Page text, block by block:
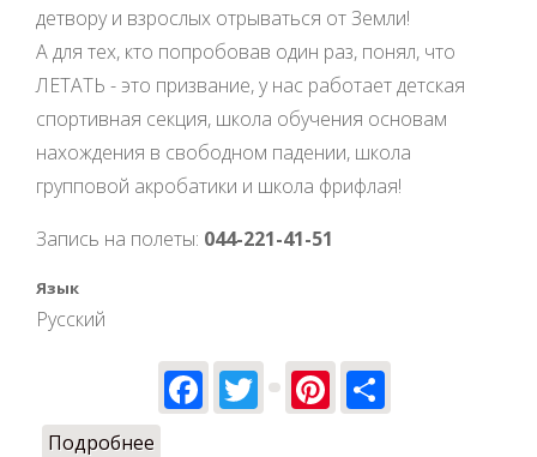
детвору и взрослых отрываться от Земли!
А для тех, кто попробовав один раз, понял, что
ЛЕТАТЬ - это призвание, у нас работает детская
спортивная секция, школа обучения основам
нахождения в свободном падении, школа
групповой акробатики и школа фрифлая!
Запись на полеты: 044-221-41-51
Язык
Русский
Facebook
TwitterPinterest
Подробнее